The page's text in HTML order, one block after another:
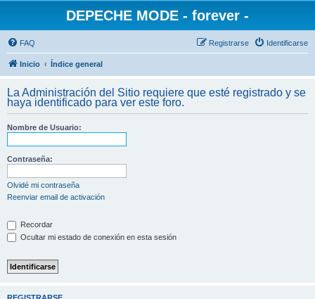
DEPECHE MODE - forever -
FAQ Identificarse
Registrarse
Inicio Índice general
La Administración del Sitio requiere que esté registrado y se
haya identificado para ver este foro.
Nombre de Usuario:
Contraseña:
Olvidé mi contraseña
Reenviar email de activación
Recordar
Ocultar mi estado de conexión en esta sesión